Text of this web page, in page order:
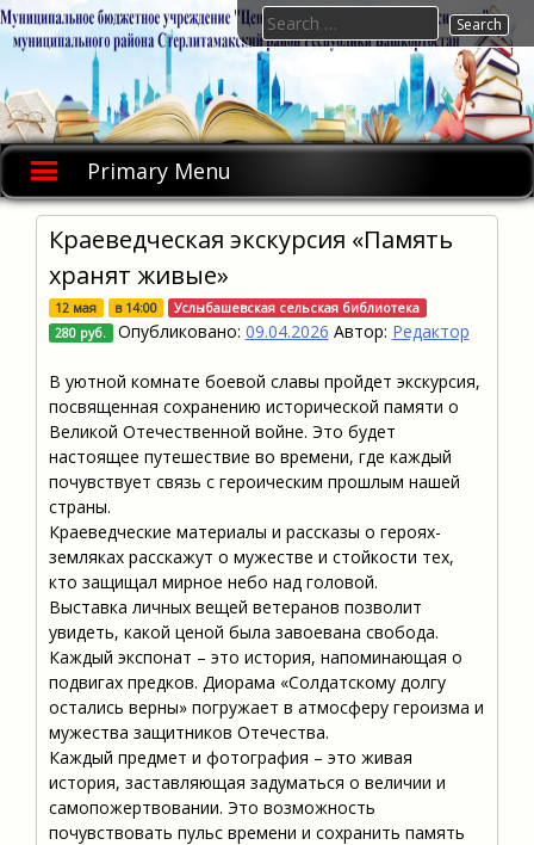
Skip
to
Primary Menu
Search
for:
Краеведческая экскурсия «Память
хранят живые»
12 мая в14:00
Услыбашевская сельская библиотека
280 руб.
Опубликовано: 09.04.2026 Автор: Редактор
В уютной комнате боевой славы пройдет экскурсия,
посвященная сохранению исторической памяти о
Великой Отечественной войне. Это будет
настоящее путешествие во времени, где каждый
почувствует связь с героическим прошлым нашей
страны.
Краеведческие материалы и рассказы о героях-
земляках расскажут о мужестве и стойкости тех,
кто защищал мирное небо над головой.
Выставка личных вещей ветеранов позволит
увидеть, какой ценой была завоевана свобода.
Каждый экспонат – это история, напоминающая о
подвигах предков. Диорама «Солдатскому долгу
остались верны» погружает в атмосферу героизма и
мужества защитников Отечества.
Каждый предмет и фотография – это живая
история, заставляющая задуматься о величии и
самопожертвовании. Это возможность
почувствовать пульс времени и сохранить память